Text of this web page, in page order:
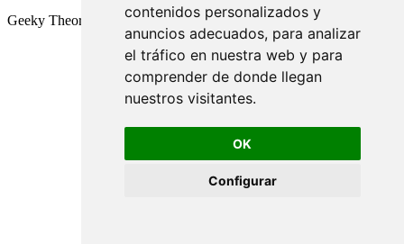
contenidos personalizados y
anuncios adecuados, para analizar
el tráfico en nuestra web y para
comprender de donde llegan
nuestros visitantes.
OK
Configurar
Geeky Theory © 2026